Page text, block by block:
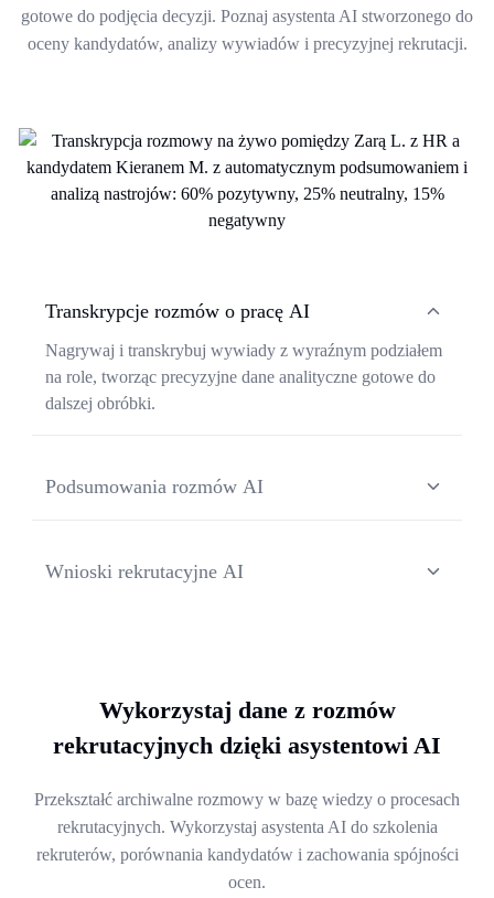
gotowe do podjęcia decyzji. Poznaj asystenta AI stworzonego do
oceny kandydatów, analizy wywiadów i precyzyjnej rekrutacji.
Transkrypcje rozmów o pracę AI
Nagrywaj i transkrybuj wywiady z wyraźnym podziałem
na role, tworząc precyzyjne dane analityczne gotowe do
dalszej obróbki.
Podsumowania rozmów AI
słabe punkty oraz dopasowanie do roli.
Wnioski rekrutacyjne AI
Wykorzystaj dane z rozmów
rekrutacyjnych dzięki asystentowi AI
Przekształć archiwalne rozmowy w bazę wiedzy o procesach
rekrutacyjnych. Wykorzystaj asystenta AI do szkolenia
rekruterów, porównania kandydatów i zachowania spójności
ocen.